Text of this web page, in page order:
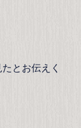
とお伝えく